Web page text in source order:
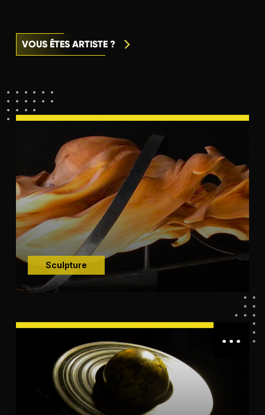
VOUS ÊTES ARTISTE ?
Sculpture
...